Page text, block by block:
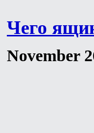
Чего
November